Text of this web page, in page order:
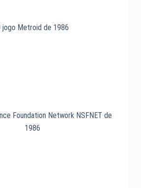
jogo Metroid de 1986
Foundation Network NSFNET de
1986